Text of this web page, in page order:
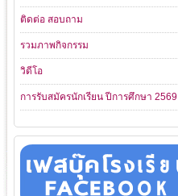
ติดต่อ สอบถาม
รวมภาพกิจกรรม
วิดีโอ
การรับสมัครนักเรียน ปีการศึกษา 2569